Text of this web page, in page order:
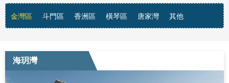
金灣區 斗門區 香洲區 橫琴區 唐家灣 其他
海玥灣